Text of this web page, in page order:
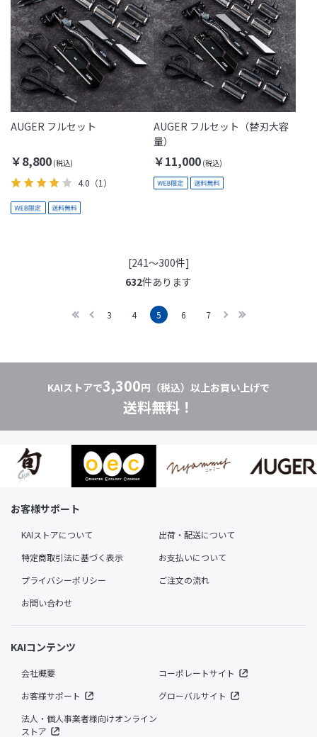
AUGER フルセット
￥8,800
4.0 （1）
AUGER フルセット（替刃大容
量）
￥11,000
[241～300件]
632件あります
3 4 5 6 7
KAIストアで3,300円（税込）以上お買い上げで
送料無料！
お客様サポート
KAIストアについて
出荷・配送について
特定商取引法に基づく表示
お支払いについて
プライバシーポリシー
ご注文の流れ
お問い合わせ
KAIコンテンツ
会社概要
コーポレートサイト
お客様サポート
グローバルサイト
法人・個人事業者様向けオンライン
ストア